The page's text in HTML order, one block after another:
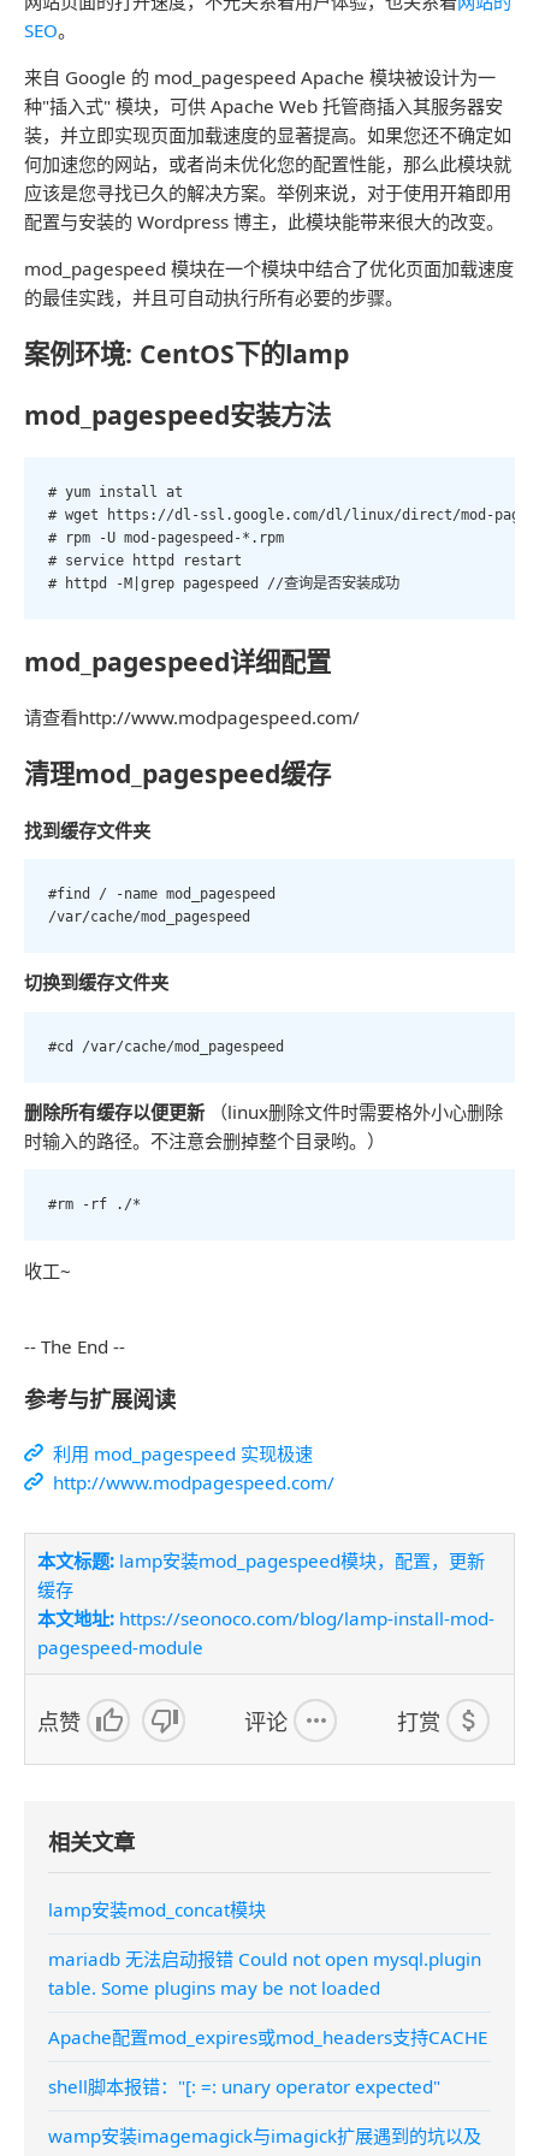
SEO。
来自 Google 的 mod_pagespeed Apache 模块被设计为一
种"插入式" 模块，可供 Apache Web 托管商插入其服务器安
装，并立即实现页面加载速度的显著提高。如果您还不确定如
何加速您的网站，或者尚未优化您的配置性能，那么此模块就
应该是您寻找已久的解决方案。举例来说，对于使用开箱即用
配置与安装的 Wordpress 博主，此模块能带来很大的改变。
mod_pagespeed 模块在一个模块中结合了优化页面加载速度
的最佳实践，并且可自动执行所有必要的步骤。
案例环境: CentOS下的lamp
mod_pagespeed安装方法
# yum install at
# wget https://dl-ssl.google.com/dl/linux/direct/mod-
# rpm -U mod-pagespeed-*.rpm
# service httpd restart
# httpd -M|grep pagespeed //查询是否安装成功
mod_pagespeed详细配置
请查看http://www.modpagespeed.com/
清理mod_pagespeed缓存
找到缓存文件夹
#find / -name mod_pagespeed
/var/cache/mod_pagespeed
切换到缓存文件夹
#cd /var/cache/mod_pagespeed
删除所有缓存以便更新（linux删除文件时需要格外小心删除
时输入的路径。不注意会删掉整个目录哟。）
#rm -rf ./*
收工~
-- The End --
参考与扩展阅读
利用 mod_pagespeed 实现极速
http://www.modpagespeed.com/
本文标题: lamp安装mod_pagespeed模块，配置，更新
缓存
本文地址: https://seonoco.com/blog/lamp-install-mod-
pagespeed-module
点赞 评论 打赏
相关文章
lamp安装mod_concat模块
mariadb 无法启动报错 Could not open mysql.plugin
table. Some plugins may be not loaded
Apache配置mod_expires或mod_headers支持CACHE
shell脚本报错："[: =: unary operator expected"
wamp安装imagemagick与imagick扩展遇到的坑以及